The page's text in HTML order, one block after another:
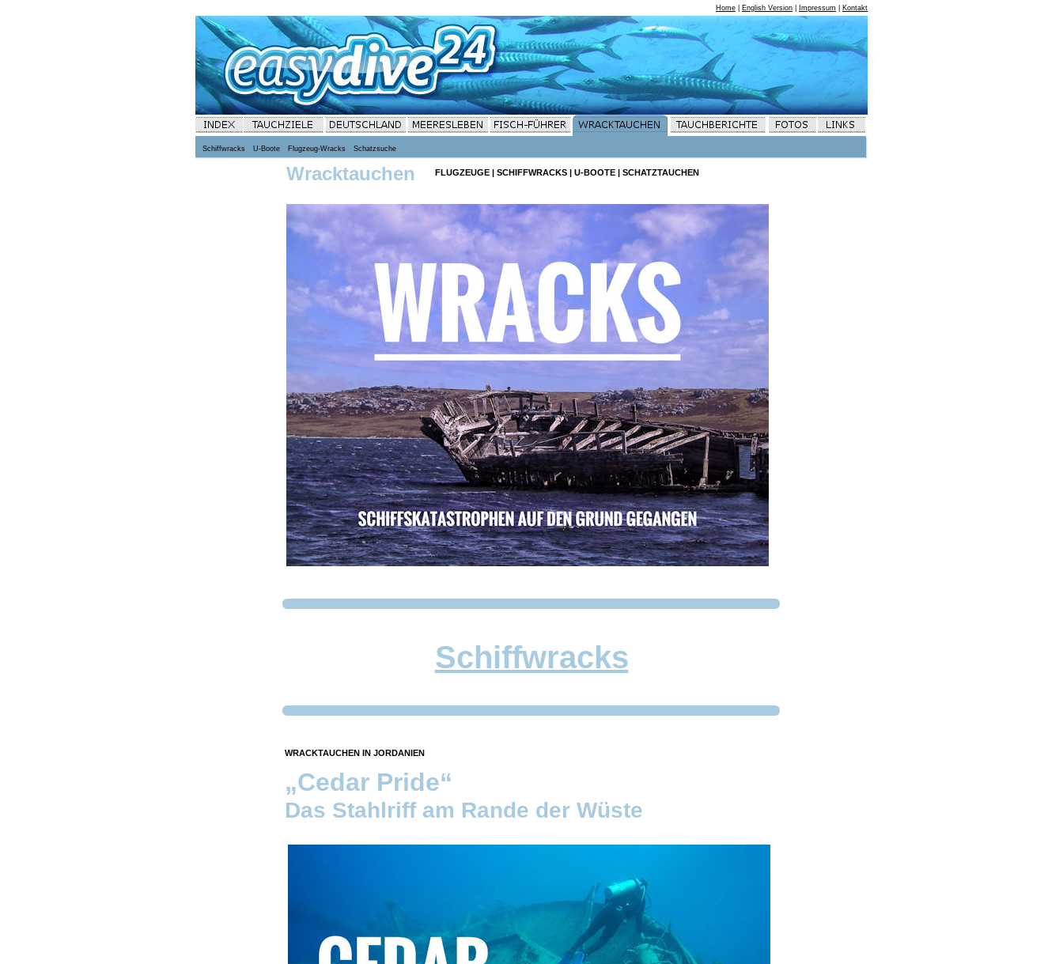
Home English Version Impressum Kontakt
Schiffwracks U-Boote Flugzeug-Wracks Schatzsuche
Wracktauchen FLUGZEUGE | SCHIFFWRACKS | U-BOOTE | SCHATZTAUCHEN
Schiffwracks
WRACKTAUCHEN IN JORDANIEN
„Cedar Pride“
Das Stahlriff am Rande der Wüste